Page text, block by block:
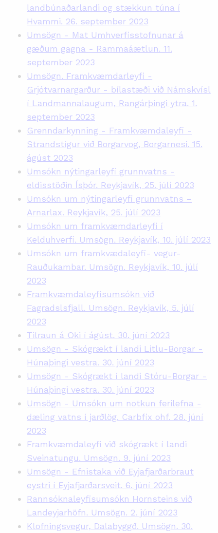
landbúnaðarlandi og stækkun túna í
Hvammi. 26. september 2023
Umsögn - Mat Umhverfisstofnunar á
gæðum gagna - Rammaáætlun. 11.
september 2023
Umsögn. Framkvæmdarleyfi -
Grjótvarnargarður - bílastæði við Námskvísl
í Landmannalaugum, Rangárþingi ytra. 1.
september 2023
Grenndarkynning - Framkvæmdaleyfi -
Strandstígur við Borgarvog, Borgarnesi. 15.
ágúst 2023
Umsókn nýtingarleyfi grunnvatns -
eldisstöðin Ísþór. Reykjavík, 25. júlí 2023
Umsókn um nýtingarleyfi grunnvatns –
Arnarlax. Reykjavík, 25. júlí 2023
Umsókn um framkvæmdarleyfi í
Kelduhverfi. Umsögn. Reykjavík, 10. júlí 2023
Umsókn um framkvædaleyfi- vegur-
Rauðukambar. Umsögn. Reykjavík, 10. júlí
2023
Framkvæmdaleyfisumsókn við
Fagradslsfjall. Umsögn. Reykjavík, 5. júlí
2023
Tilraun á Oki í ágúst. 30. júní 2023
Umsögn - Skógrækt í landi Litlu-Borgar -
Húnaþingi vestra. 30. júní 2023
Umsögn - Skógrækt í landi Stóru-Borgar -
Húnaþingi vestra. 30. júní 2023
Umsögn - Umsókn um notkun ferilefna -
dæling vatns í jarðlög. Carbfix ohf. 28. júní
2023
Framkvæmdaleyfi við skógrækt í landi
Sveinatungu. Umsögn. 9. júní 2023
Umsögn - Efnistaka við Eyjafjarðarbraut
eystri í Eyjafjarðarsveit. 6. júní 2023
Rannsóknaleyfisumsókn Hornsteins við
Landeyjarhöfn. Umsögn. 2. júní 2023
Klofningsvegur, Dalabyggð. Umsögn. 30.